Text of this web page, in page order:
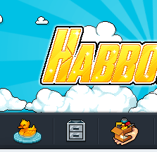
Skip
to
content
Un viaggio di pixel!